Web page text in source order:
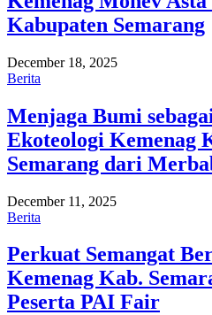
Kabupaten Semarang
December 18, 2025
Berita
Menjaga Bumi
Ekoteologi Kemenag
Semarang dari
December 11, 2025
Berita
Perkuat Semangat
Kemenag Kab.
Peserta PAI Fair